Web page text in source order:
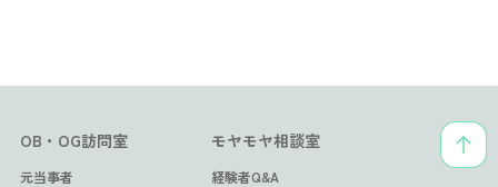
OB・OG訪問室
元当事者
モヤモヤ相談室
経験者Q&A